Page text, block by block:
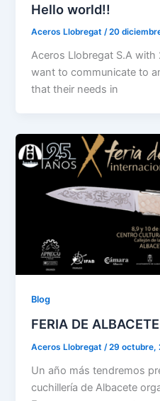
Hello world!!
Aceros Llobregat/20
Aceros Llobregat S.A
want to communicate to
that their needs in
Blog
FERIA DE
Aceros Llobregat /29 octubre,
Un año más tendremos
cuchillería de Albacete